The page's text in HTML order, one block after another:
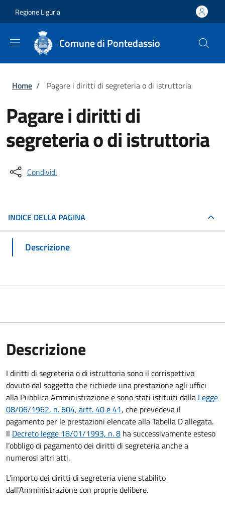
Regione Liguria
Comune di Pontedassio
Briciole di pane
Home / Pagare i diritti di segreteria o di istruttoria
Pagare i diritti di
segreteria o di istruttoria
Condividi
INDICE DELLA PAGINA
Descrizione
Descrizione
I diritti di segreteria o di istruttoria sono il corrispettivo
dovuto dal soggetto che richiede una prestazione agli uffici
alla Pubblica Amministrazione e sono stati istituiti dalla Legge
08/06/1962, n. 604, artt. 40 e 41, che prevedeva il
pagamento per le prestazioni elencate alla Tabella D allegata.
Il Decreto legge 18/01/1993, n. 8 ha successivamente esteso
l’obbligo di pagamento dei diritti di segreteria anche a
numerosi altri atti.
L’importo dei diritti di segreteria viene stabilito
dall'Amministrazione con proprie delibere.